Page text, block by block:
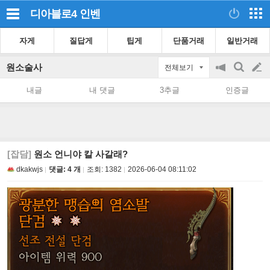
디아블로4 인벤
자게 질답게 팁게 단품거래 일반거래
원소술사 전체보기
공
on/off
검
색
글
쓰
내글 내 댓글 3추글 인증글
[잡담] 원소 언니야 칼 사갈래?
dkakwjs 댓글: 4 개 조회: 1382 2026-06-04 08:11:02